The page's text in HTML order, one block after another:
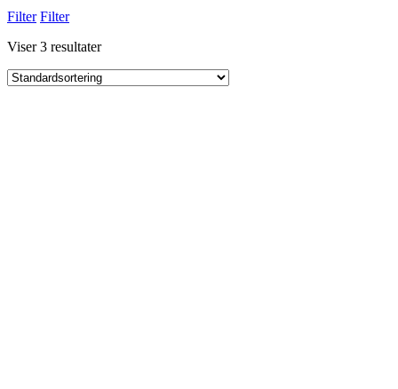
Filter Filter
Viser 3 resultater